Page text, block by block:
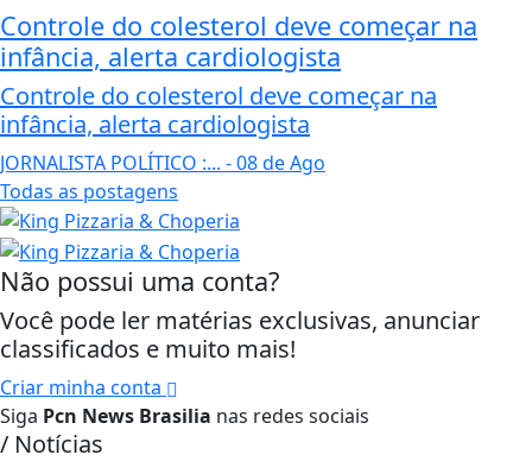
Controle do colesterol deve começar na
infância, alerta cardiologista
Controle do colesterol deve começar na
infância, alerta cardiologista
JORNALISTA POLÍTICO :... - 08 de Ago
Todas as postagens
Não possui uma conta?
Você pode ler matérias exclusivas, anunciar
classificados e muito mais!
Criar minha conta
Siga Pcn News Brasilia nas redes sociais
/ Notícias